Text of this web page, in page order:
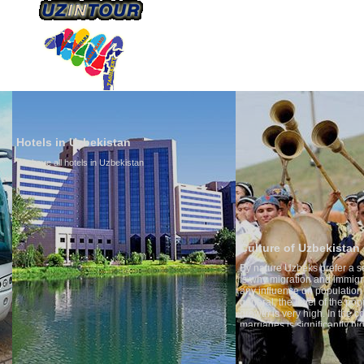
Hotels in Uzbekistan
We have all hotels in Uzbekistan
Culture of Uzbekistan
By nature Uzbeks prefer a
is why migration and
any influence on population
general, the level of the
growth is very high. In the
marriages is significantly high
percentage of divorce cases
in the world. According to
family is regarded as